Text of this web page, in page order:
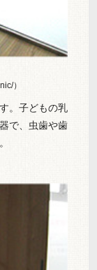
）
。子どもの乳
で、虫歯や歯